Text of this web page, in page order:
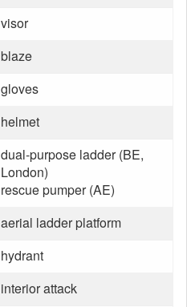
visor
blaze
gloves
helmet
dual-purpose ladder (BE,
London)
rescue pumper (AE)
aerial ladder platform
hydrant
interior attack